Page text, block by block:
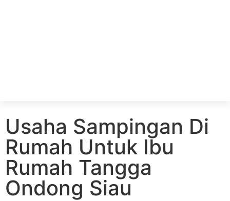
Usaha Sampingan Di
Rumah Untuk Ibu
Rumah Tangga
Ondong Siau